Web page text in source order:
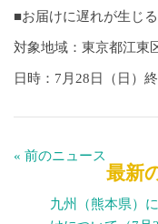
■お届けに遅れが生じ
対象地域：東京都江東
日時：7月28日（日）
« 前のニュース
最新
九州（熊本県）